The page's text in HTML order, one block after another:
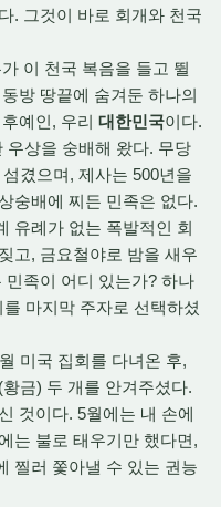
. 그것이 바로 회개와 천국
이 천국 복음을 들고 뛸
방 땅끝에 숨겨둔 하나의
예인, 우리 대한민국이다.
우상을 숭배해 왔다. 무당
겼으며, 제사는 500년을
숭배에 찌든 민족은 없다.
유례가 없는 폭발적인 회
고, 금요철야로 밤을 새우
족이 어디 있는가? 하나
마지막 주자로 선택하셨
미국 집회를 다녀온 후,
금) 두 개를 안겨주셨다.
것이다. 5월에는 내 손에
는 불로 태우기만 했다면,
찔러 쫓아낼 수 있는 권능